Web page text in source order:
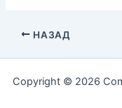
НАЗАД
Copyright © 2026